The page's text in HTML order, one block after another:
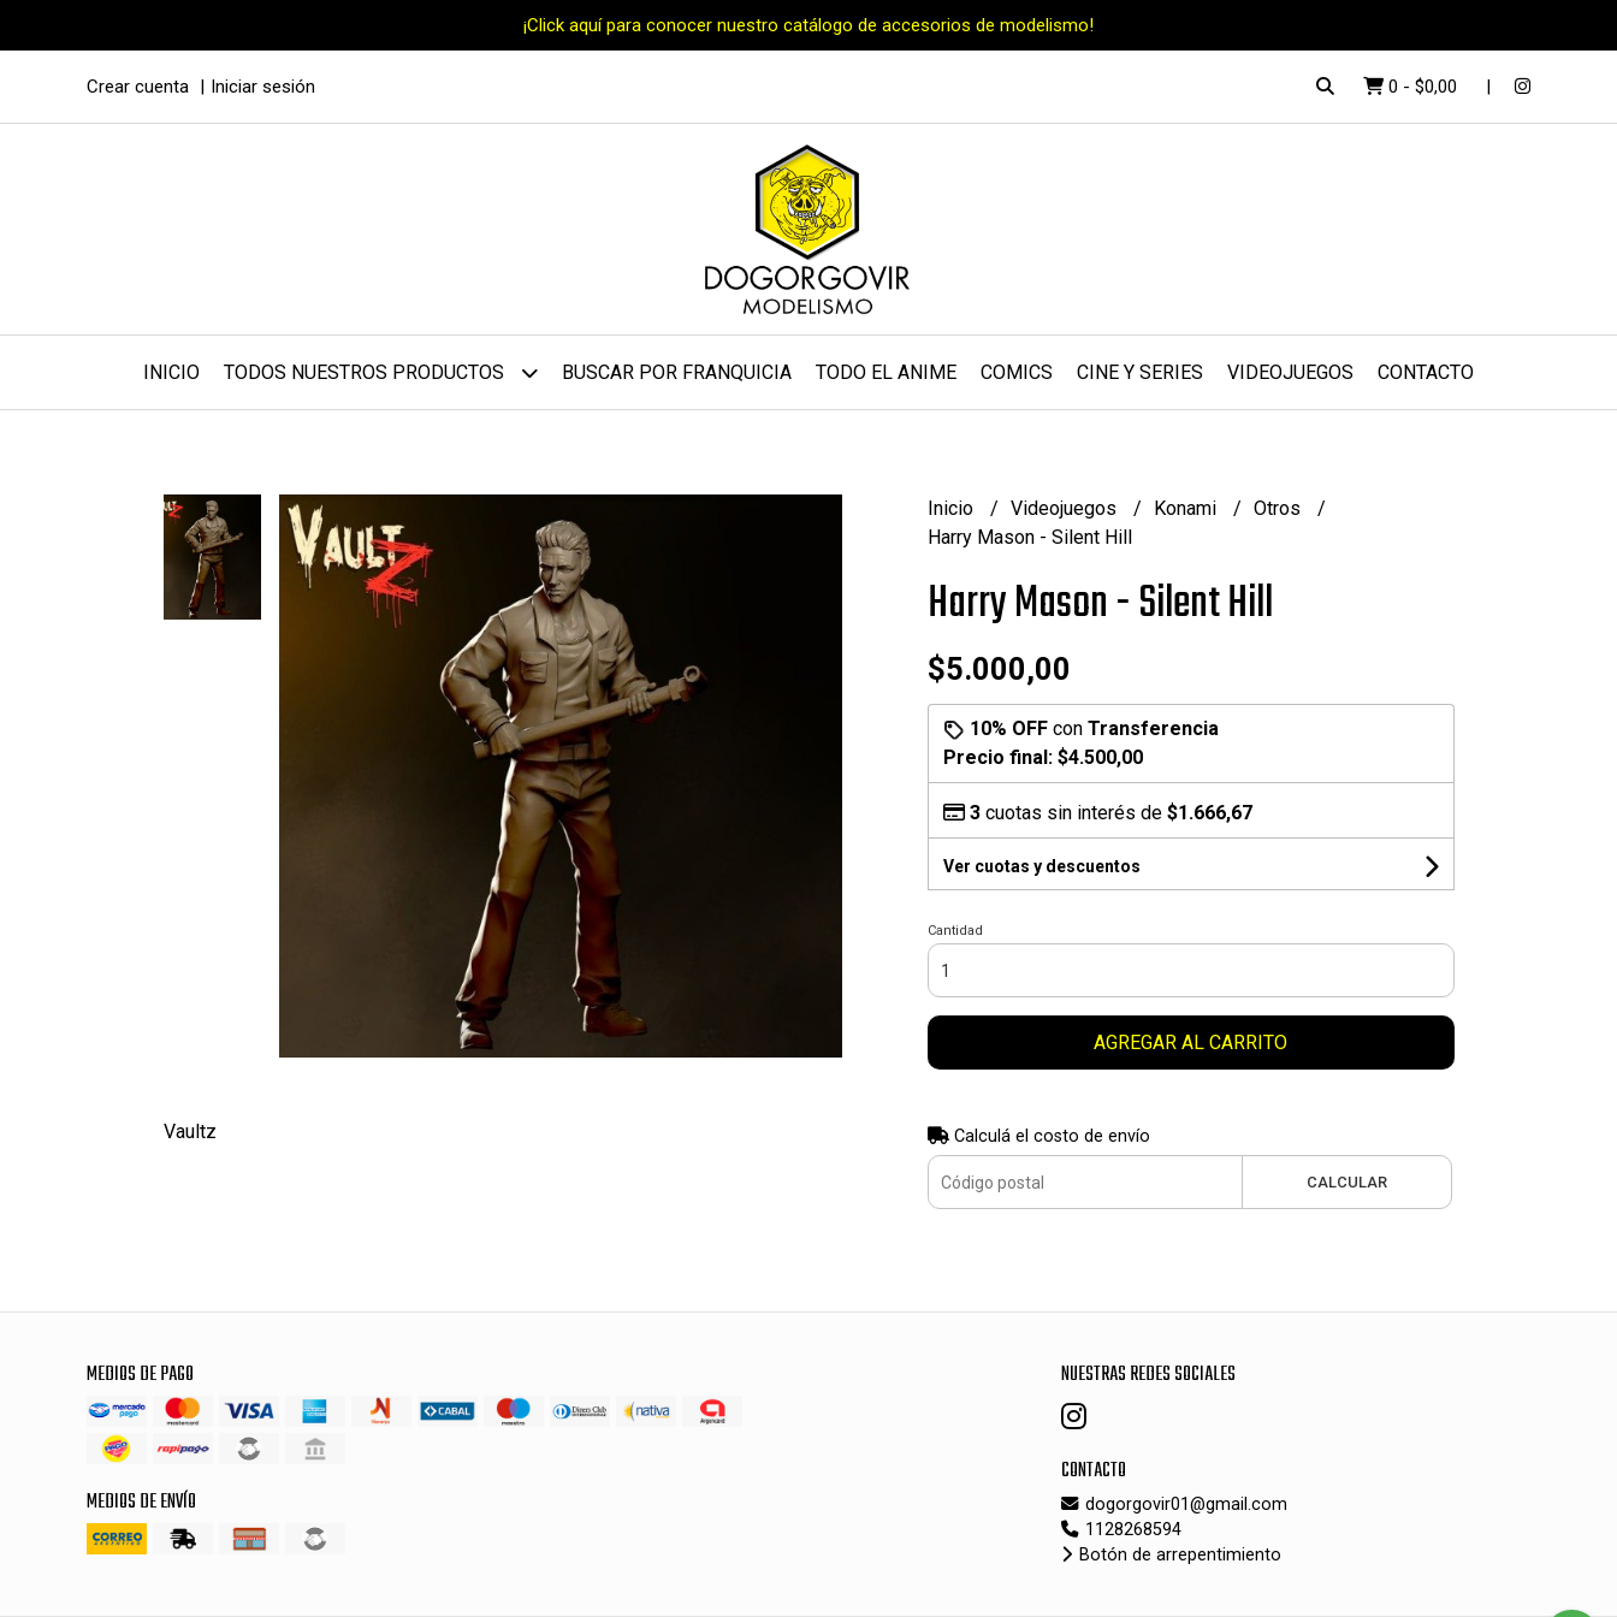
¡Click aquí para conocer nuestro catálogo de accesorios de modelismo!
Crear cuenta Iniciar sesión 0 - $0,00
INICIO TODOS NUESTROS PRODUCTOS BUSCAR POR FRANQUICIA TODO EL ANIME COMICS CINE Y SERIES VIDEOJUEGOS CONTACTO
Vaultz
Inicio Videojuegos Konami
Otros
Harry Mason - Silent Hill
Harry Mason - Silent Hill
$5.000,00
10% OFFcon Transferencia
Precio final: $4.500,00
3cuotas sin interés de $1.666,67
Ver cuotas y descuentos
Cantidad
AGREGAR AL CARRITO
Calculá el costo de envío
CALCULAR
MEDIOS DE PAGO
MEDIOS DE ENVÍO
NUESTRAS REDES SOCIALES
CONTACTO
dogorgovir01@gmail.com
1128268594
Botón de arrepentimiento